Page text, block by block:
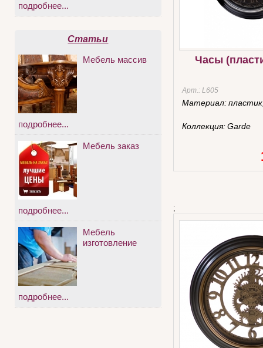
Часы
Арт.: L605
Материал:
Коллекция:Garde
;
подробнее...
Статьи
Мебель массив
подробнее...
Мебель заказ
подробнее...
Мебель
изготовление
подробнее...